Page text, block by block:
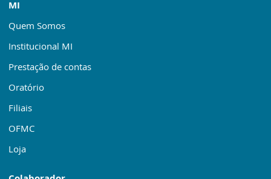
MI
Quem Somos
Institucional MI
Prestação de contas
Oratório
Filiais
OFMC
Loja